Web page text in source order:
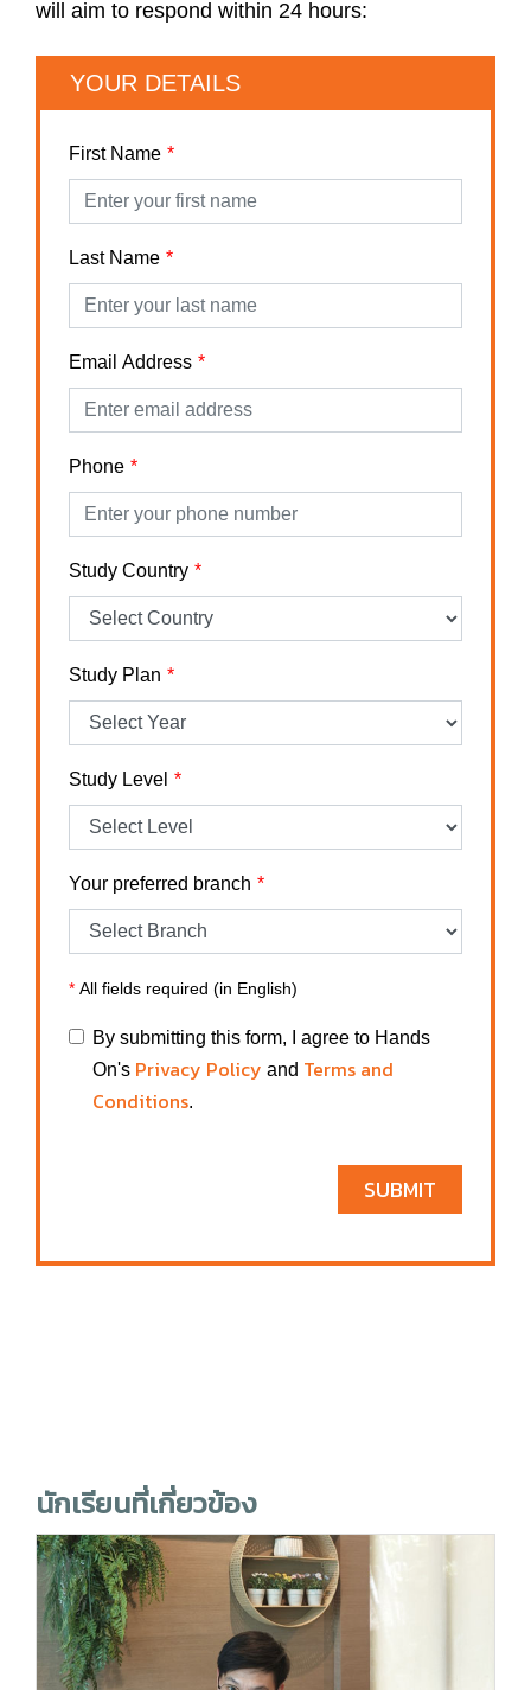
will aim to respond within 24 hours:
YOUR DETAILS
First Name
Last Name
Email Address
Phone
Study Country
Study Plan
Study Level
Your preferred branch
* All fields required (in English)
By submitting this form, I agree to Hands
On's Privacy Policy and Terms and
Conditions.
SUBMIT
นักเรียนที่เกี่ยวข้อง